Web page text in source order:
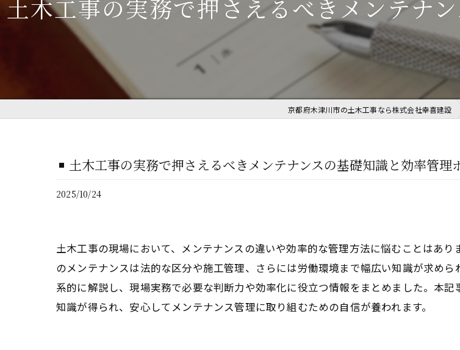
外構工
土木工事の実務で押さえるべきメンテナ
京都府木津川市の土木工事なら株式会社幸喜建設
土木工事の実務で押さえるべきメンテナンスの基礎知識と効率管理
2025/10/24
土木工事の現場において、メンテナンスの違いや効率的な管理方法に悩むことはあ
のメンテナンスは法的な区分や施工管理、さらには労働環境まで幅広い知識が求め
系的に解説し、現場実務で必要な判断力や効率化に役立つ情報をまとめました。本
知識が得られ、安心してメンテナンス管理に取り組むための自信が養われます。